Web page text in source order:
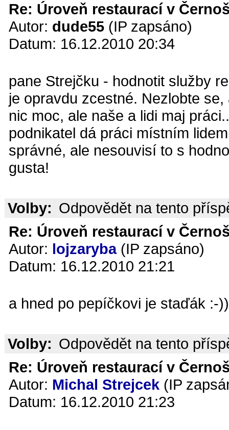
Re: Úroveň restaurací v
Autor: dude55 (IP zapsáno)
Datum: 16.12.2010 20:34
pane Strejčku - hodnotit služby
je opravdu zcestné. Nezlobte
nic moc, ale naše a lidi maj
podnikatel dá práci místním
správné, ale nesouvisí to s
gusta!
Volby: Odpovědět na tento
Re: Úroveň restaurací v
Autor: lojzaryba(IP zapsáno)
Datum: 16.12.2010 21:21
a hned po pepíčkovi je staďák :-
Volby: Odpovědět na tento
Re: Úroveň restaurací v
Autor: Michal Strejcek (IP
Datum: 16.12.2010 21:23